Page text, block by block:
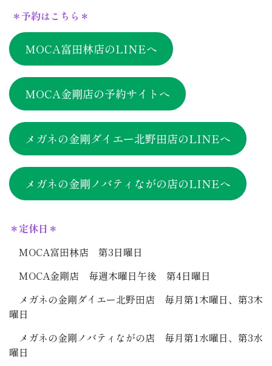
＊予約はこちら＊
MOCA富田林店のLINEへ
MOCA金剛店の予約サイトへ
メガネの金剛ダイエー北野田店のLINEへ
メガネの金剛ノバティながの店のLINEへ
＊定休日＊
MOCA富田林店 第3日曜日
MOCA金剛店 毎週木曜日午後 第4日曜日
メガネの金剛ダイエー北野田店 毎月第1木曜日、第3木
曜日
メガネの金剛ノバティながの店 毎月第1水曜日、第3水
曜日